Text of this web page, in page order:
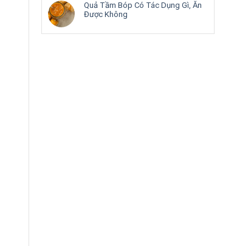
Quả Tầm Bóp Có Tác Dụng Gì, Ăn
Được Không